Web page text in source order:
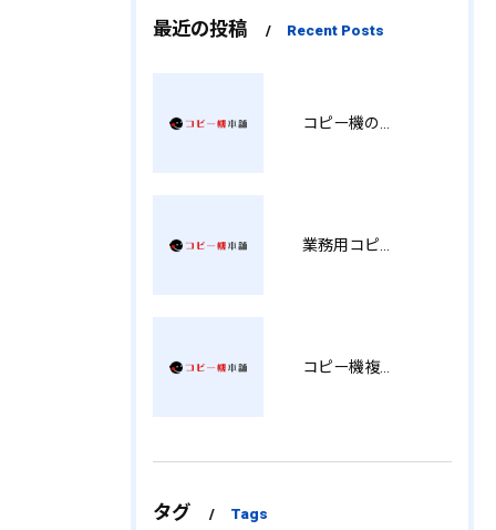
最近の投稿 Recent Posts
コピー機複合機の選び方と費用比較 MT
タグ Tags